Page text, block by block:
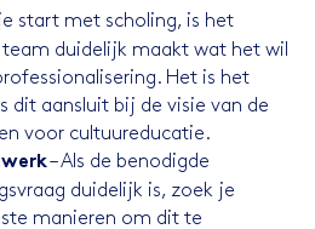
start met scholing, is het
duidelijk maakt wat het wil
Het is het
dit aansluit bij de visie van de
voor cultuureducatie.
– Als de benodigde
duidelijk is, zoek je
manieren om dit te